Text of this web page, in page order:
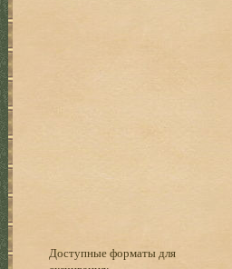
Доступные форматы для